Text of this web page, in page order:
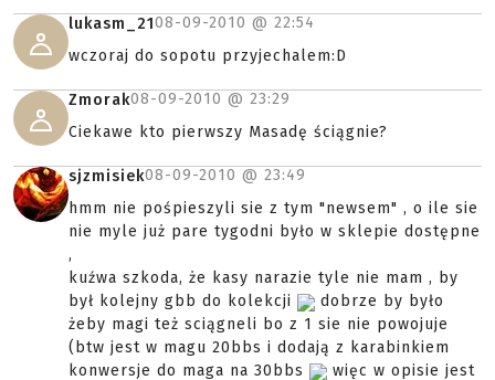
lukasm_2108-09-2010 @ 22:54
wczoraj do sopotu przyjechalem:D
Zmorak08-09-2010 @ 23:29
Ciekawe kto pierwszy Masadę ściągnie?
sjzmisiek08-09-2010 @ 23:49
hmm nie pośpieszyli sie z tym "newsem" , o ile sie
nie myle już pare tygodni było w sklepie dostępne
,
kuźwa szkoda, że kasy narazie tyle nie mam , by
był kolejny gbb do kolekcji
dobrze by było
żeby magi też sciągneli bo z 1 sie nie powojuje
(btw jest w magu 20bbs i dodają z karabinkiem
konwersje do maga na 30bbs
więc w opisie jest